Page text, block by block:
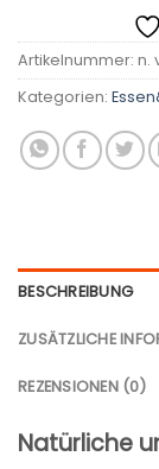
Artikelnummer: n.
Kategorien:
BESCHREIBUNG
ZUSÄTZLICHE
REZENSIONEN (0)
Natürliche